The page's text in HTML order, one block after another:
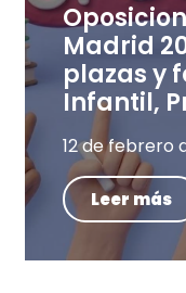
Madrid
plazas y
Infantil,
12 de febrero
Leer más